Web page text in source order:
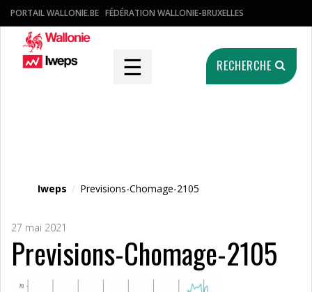
PORTAIL WALLONIE.BE FÉDÉRATION WALLONIE-BRUXELLES
☰ RECHERCHE
Iweps / Previsions-Chomage-2105
27 mai 2021
Previsions-Chomage-2105